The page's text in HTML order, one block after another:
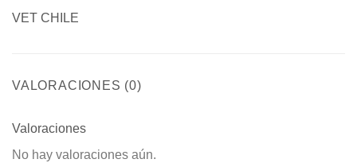
VET CHILE
VALORACIONES (0)
Valoraciones
No hay valoraciones aún.